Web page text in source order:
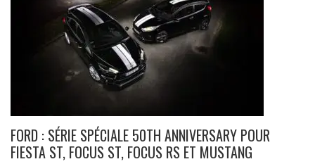
FORD : SÉRIE SPÉCIALE 50TH ANNIVERSARY POUR
FIESTA ST, FOCUS ST, FOCUS RS ET MUSTANG